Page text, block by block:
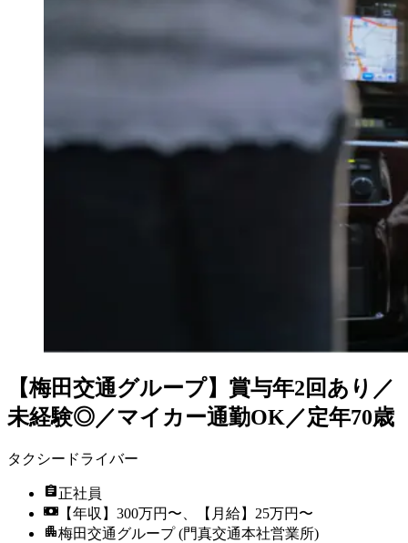
【梅田交通グループ】賞与年2回あり／
未経験◎／マイカー通勤OK／定年70歳
タクシードライバー
正社員
【年収】300万円〜、【月給】25万円〜
梅田交通グループ (門真交通本社営業所)